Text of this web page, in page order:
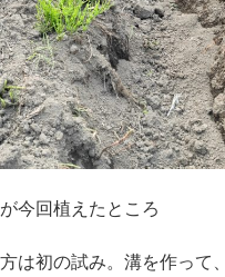
今回植えたところ
は初の試み。溝を作って